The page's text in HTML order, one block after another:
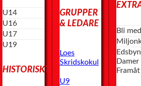
U14
U16
U17
U19
HISTORISKT
GRUPPER
& LEDARE
Loes
Skridskokul
U9
Bli
Edsbyn
Damer
Framåt